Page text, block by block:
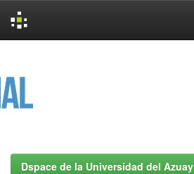
Dspace de la Universidad del Azuay